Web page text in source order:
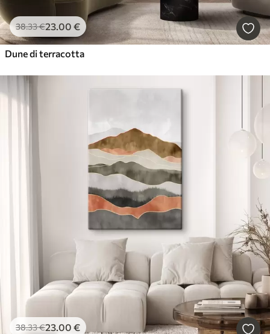
38.33€23.00 €
Dune di terracotta
38.33€23.00 €